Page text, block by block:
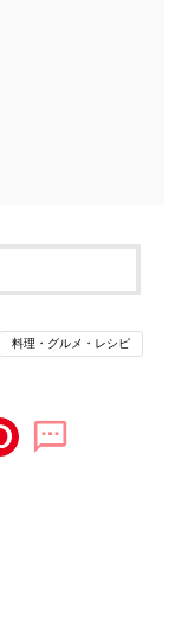
料理・グルメ・レシピ